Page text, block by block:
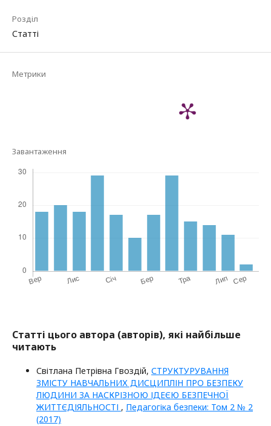
Розділ
Статті
Метрики
Завантаження
Статті цього автора (авторів), які найбільше
читають
Світлана Петрівна Гвоздій, СТРУКТУРУВАННЯ
ЗМІСТУ НАВЧАЛЬНИХ ДИСЦИПЛІН ПРО БЕЗПЕКУ
ЛЮДИНИ ЗА НАСКРІЗНОЮ ІДЕЄЮ БЕЗПЕЧНОЇ
ЖИТТЄДІЯЛЬНОСТІ , Педагогіка безпеки: Том 2 № 2
(2017)